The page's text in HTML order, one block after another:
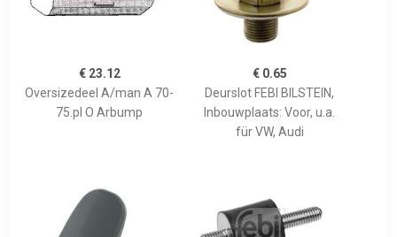
€ 23.12
Oversizedeel A/man A 70-
75.pl O Arbump
€ 0.65
Deurslot FEBI BILSTEIN,
Inbouwplaats: Voor, u.a.
für VW, Audi